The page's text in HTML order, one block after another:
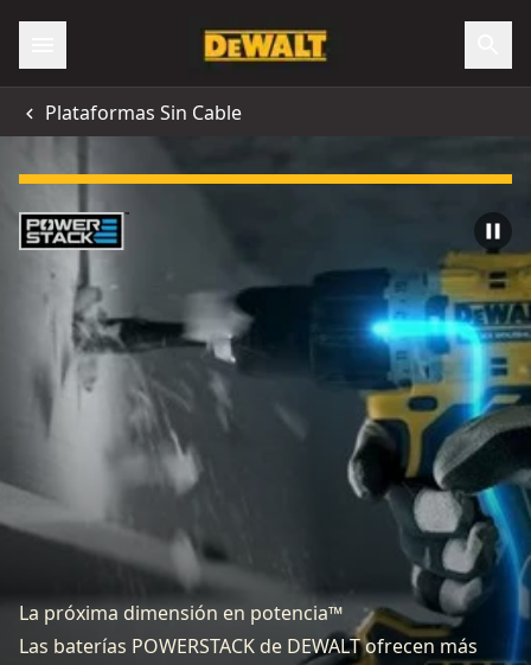
Plataformas Sin Cable
La próxima dimensión en potencia™
Las baterías POWERSTACK de DEWALT ofrecen más